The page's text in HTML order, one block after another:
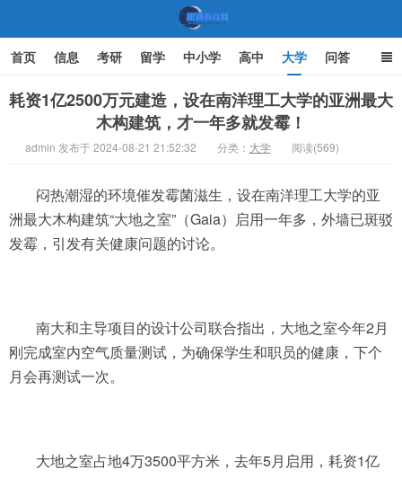
机遇教育网
首页 信息 考研 留学 中小学 高中 大学 问答
文化 家庭教育
耗资1亿2500万元建造，设在南洋理工大学的亚洲最大
木构建筑，才一年多就发霉！
admin 发布于 2024-08-21 21:52:32 分类： 大学 阅读(569)
闷热潮湿的环境催发霉菌滋生，设在南洋理工大学的亚
洲最大木构建筑“大地之室”（Gaia）启用一年多，外墙已斑驳
发霉，引发有关健康问题的讨论。
南大和主导项目的设计公司联合指出，大地之室今年2月
刚完成室内空气质量测试，为确保学生和职员的健康，下个
月会再测试一次。
大地之室占地4万3500平方米，去年5月启用，耗资1亿